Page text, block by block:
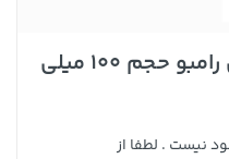
ادو پرفیوم مردانه رویال رامبو حجم 100 میلی
نیست . لطفا از